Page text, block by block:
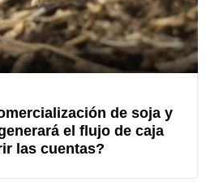
de soja y
el flujo de caja
las cuentas?